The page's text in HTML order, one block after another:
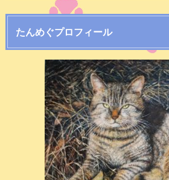
たんめぐプロフィール